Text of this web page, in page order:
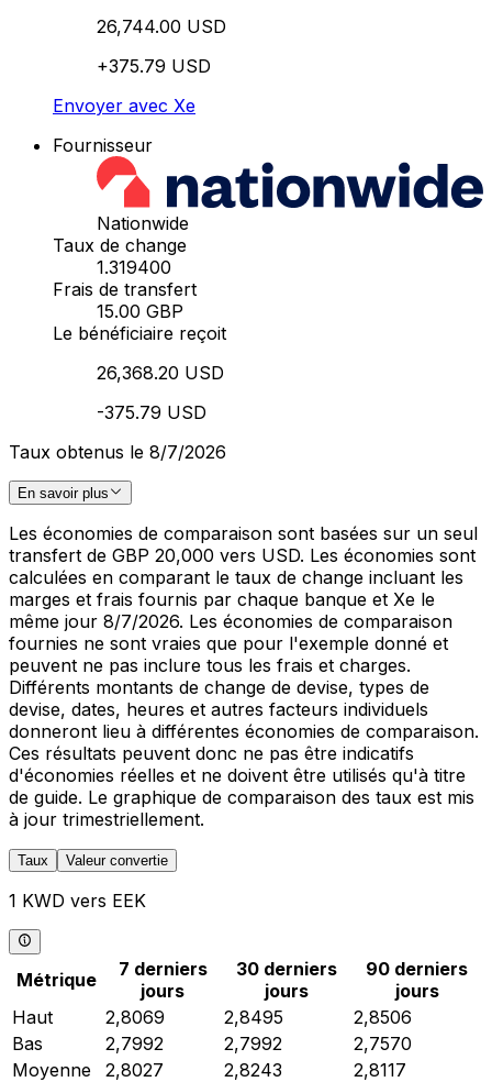
26,744.00 USD
+375.79 USD
Envoyer avec Xe
Fournisseur
Nationwide
Taux de change
1.319400
Frais de transfert
15.00 GBP
Le bénéficiaire reçoit
26,368.20 USD
-375.79 USD
Taux obtenus le 8/7/2026
En savoir plus
Les économies de comparaison sont basées sur un seul
transfert de GBP 20,000 vers USD. Les économies sont
calculées en comparant le taux de change incluant les
marges et frais fournis par chaque banque et Xe le
même jour 8/7/2026. Les économies de comparaison
fournies ne sont vraies que pour l'exemple donné et
peuvent ne pas inclure tous les frais et charges.
Différents montants de change de devise, types de
devise, dates, heures et autres facteurs individuels
donneront lieu à différentes économies de comparaison.
Ces résultats peuvent donc ne pas être indicatifs
d'économies réelles et ne doivent être utilisés qu'à titre
de guide. Le graphique de comparaison des taux est mis
à jour trimestriellement.
Taux Valeur convertie
1 KWD vers EEK
Métrique
7 derniers
jours
30 derniers
jours
90 derniers
jours
Haut
2,8069 2,8495
2,8506
Bas
2,7992 2,7992
2,7570
Moyenne
2,8027 2,8243
2,8117